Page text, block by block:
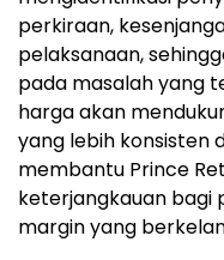
perkiraan,
pelaksanaan,
pada masalah yang
harga akan
yang lebih konsisten
membantu Prince
keterjangkauan bagi
margin yang